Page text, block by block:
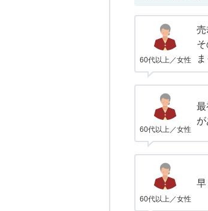
60代以上／女性
売
ま
60代以上／女性
最
60代以上／女性
早